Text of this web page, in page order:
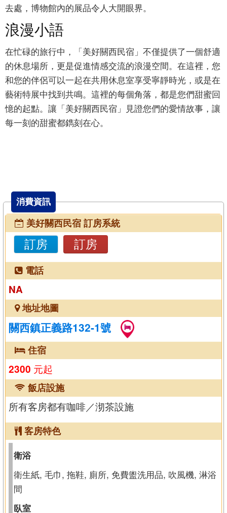
去處，博物館內的展品令人大開眼界。
浪漫小語
在忙碌的旅行中，「美好關西民宿」不僅提供了一個舒適
的休息場所，更是促進情感交流的浪漫空間。在這裡，您
和您的伴侶可以一起在共用休息室享受寧靜時光，或是在
藝術特展中找到共鳴。這裡的每個角落，都是您們甜蜜回
憶的起點。讓「美好關西民宿」見證您們的愛情故事，讓
每一刻的甜蜜都鐫刻在心。
消費資訊
美好關西民宿 訂房系統
訂房
訂房
電話
NA
地址地圖
關西鎮正義路132-1號
住宿
2300 元起
飯店設施
所有客房都有咖啡／沏茶設施
客房特色
衛浴
衛生紙, 毛巾, 拖鞋, 廁所, 免費盥洗用品, 吹風機, 淋浴
間
臥室